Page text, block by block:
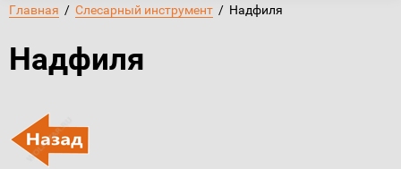
Главная
  /
Слесарный инструмент
  /  Надфиля
Надфиля